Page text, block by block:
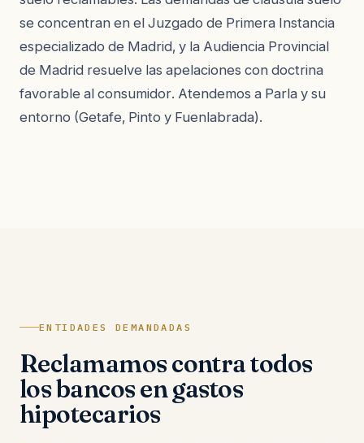
se concentran en el Juzgado de Primera Instancia
especializado de Madrid, y la Audiencia Provincial
de Madrid resuelve las apelaciones con doctrina
favorable al consumidor. Atendemos a Parla y su
entorno (Getafe, Pinto y Fuenlabrada).
ENTIDADES DEMANDADAS
Reclamamos contra todos
los bancos en gastos
hipotecarios